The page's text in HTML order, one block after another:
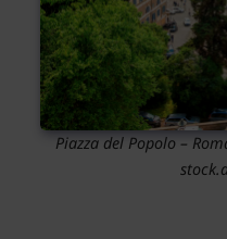
Piazza del Popolo –